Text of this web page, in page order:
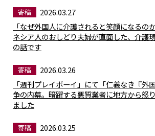
寄稿
2026.03.27
「なぜ外国人に介護されると笑顔になるの
ネシア人のおしどり夫婦が直面した、介護
の話です
寄稿
2026.03.26
「週刊プレイボーイ」にて「仁義なき『外
争の内幕。暗躍する悪質業者に地方から怒
ました
寄稿
2026.03.25